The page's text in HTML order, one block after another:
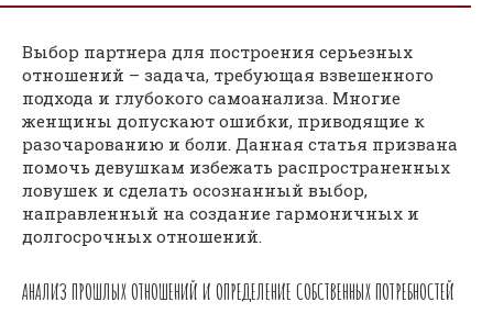
Выбор партнера для построения серьезных
отношений – задача, требующая взвешенного
подхода и глубокого самоанализа. Многие
женщины допускают ошибки, приводящие к
разочарованию и боли. Данная статья призвана
помочь девушкам избежать распространенных
ловушек и сделать осознанный выбор,
направленный на создание гармоничных и
долгосрочных отношений.
АНАЛИЗ ПРОШЛЫХ ОТНОШЕНИЙ И ОПРЕДЕЛЕНИЕ СОБСТВЕННЫХ ПОТРЕБНОСТЕЙ